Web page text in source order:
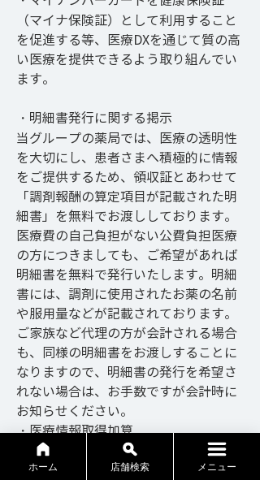
（マイナ保険証）として利用すること
を促進する等、医療DXを通じて質の高
い医療を提供できるよう取り組んでい
ます。
・明細書発行に関する掲示
当グループの薬局では、医療の透明性
を大切にし、患者さまへ積極的に情報
をご提供するため、領収証とあわせて
「調剤報酬の算定項目が記載された明
細書」を無料でお渡ししております。
医療費の自己負担がない公費負担医療
の方につきましても、ご希望があれば
明細書を無料で発行いたします。明細
書には、調剤に使用されたお薬の名前
や服用量などが記載されております。
ご家族など代理の方が会計される場合
も、同様の明細書をお渡しすることに
なりますので、明細書の発行を希望さ
れない場合は、お手数ですが会計時に
お知らせください。
・医療情報取得加算
当グループの薬局では、オンライン資
格確認システムを導入しております。
ホーム 店舗検索 メニュー